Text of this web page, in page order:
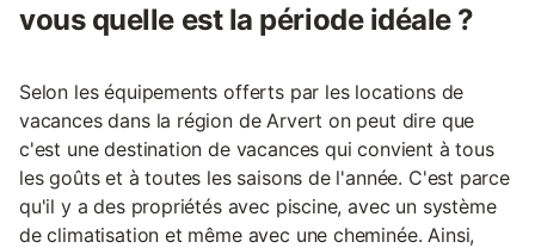
vous quelle est la période idéale ?
Selon les équipements offerts par les locations de
vacances dans la région de Arvert on peut dire que
c'est une destination de vacances qui convient à tous
les goûts et à toutes les saisons de l'année. C'est parce
qu'il y a des propriétés avec piscine, avec un système
de climatisation et même avec une cheminée. Ainsi,